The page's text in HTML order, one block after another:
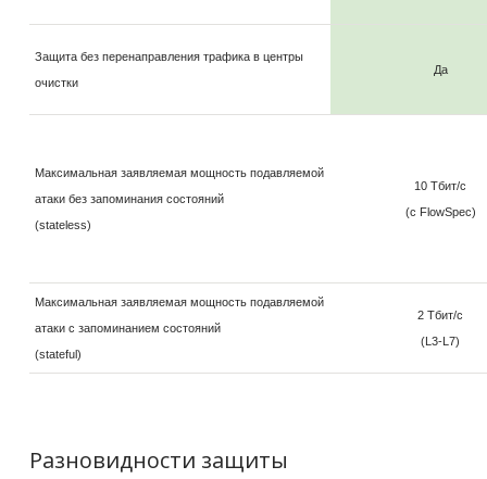
Защита без перенаправления трафика в центры
очистки
Да
Максимальная заявляемая мощность подавляемой
атаки без запоминания состояний
(stateless)
10 Тбит/с
(с FlowSpec)
Максимальная заявляемая мощность подавляемой
атаки с запоминанием состояний
(stateful)
2 Тбит/с
(L3-L7)
Разновидности защиты